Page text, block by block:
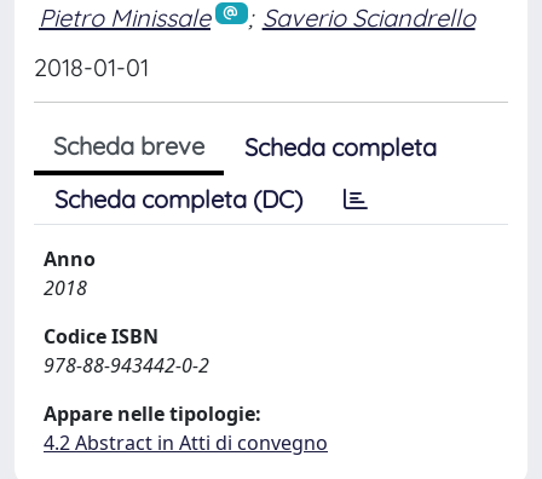
Pietro Minissale ; Saverio Sciandrello
2018-01-01
Scheda breve
Scheda completa
Scheda completa (DC)
Anno
2018
Codice ISBN
978-88-943442-0-2
Appare nelle tipologie:
4.2 Abstract in Atti di convegno